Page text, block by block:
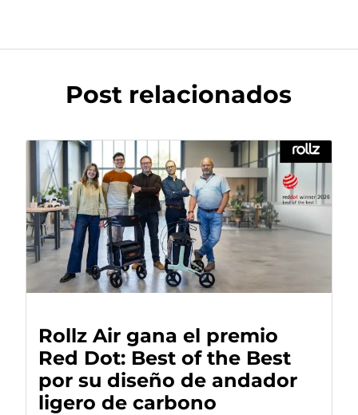
Post relacionados
Rollz Air gana el premio
Red Dot: Best of the Best
por su diseño de andador
ligero de carbono